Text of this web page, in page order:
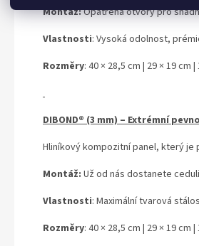
Montáž:Opatřena otvory pro
Vlastnosti: Vysoká odolnost,
Rozměry: 40 × 28,5 cm | 29 × 19 cm |
DIBOND® (3 mm) – Extrémní
Hliníkový kompozitní panel, který je
Montáž: Už od nás dostanete
Vlastnosti: Maximální tvarová
Rozměry: 40 × 28,5 cm | 29 × 19 cm |